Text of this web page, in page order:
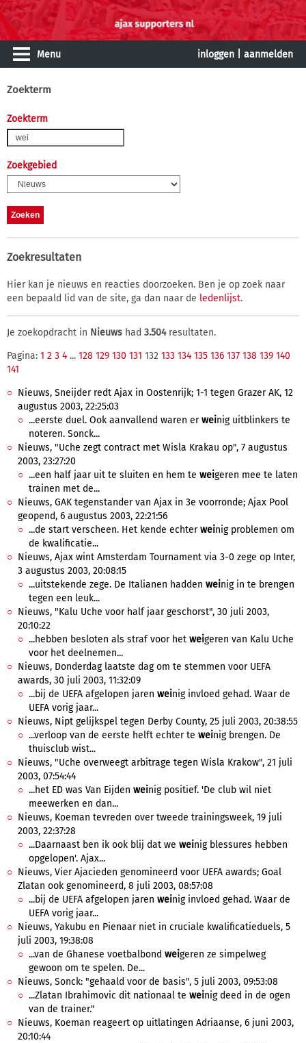
Menu inloggen aanmelden
Zoekterm
Zoekterm
Zoekgebied
Zoekresultaten
Hier kan je nieuws en reacties doorzoeken. Ben je op zoek naar
een bepaald lid van de site, ga dan naar de ledenlijst.
Je zoekopdracht in Nieuws had 3.504resultaten.
Pagina: 1 2 3 4 ... 128 129 130 131 132 133 134 135 136 137 138 139 140
141
Nieuws, Sneijder redt Ajax in Oostenrijk; 1-1 tegen Grazer AK, 12
augustus 2003, 22:25:03
...eerste duel. Ook aanvallend waren erweinig uitblinkers te
noteren. Sonck...
Nieuws, "Uche zegt contract met Wisla Krakau op", 7 augustus
2003, 23:27:20
...een half jaar uit te sluiten en hem te weigeren mee te laten
trainen met de...
Nieuws, GAK tegenstander van Ajax in 3e voorronde; Ajax Pool
geopend, 6 augustus 2003, 22:21:56
...de start verscheen. Het kende echterweinig problemen om
de kwalificatie...
Nieuws, Ajax wint Amsterdam Tournament via 3-0 zege op Inter,
3 augustus 2003, 20:08:15
...uitstekende zege. De Italianen hadden weinig in te brengen
tegen een leuk...
Nieuws, "Kalu Uche voor half jaar geschorst", 30 juli 2003,
20:10:22
...hebben besloten als straf voor het weigeren van Kalu Uche
voor het deelnemen...
Nieuws, Donderdag laatste dag om te stemmen voor UEFA
awards, 30 juli 2003, 11:32:09
...bij de UEFA afgelopen jaren weinig invloed gehad. Waar de
UEFA vorig jaar...
Nieuws, Nipt gelijkspel tegen Derby County, 25 juli 2003, 20:38:55
...verloop van de eerste helft echter te weinig brengen. De
thuisclub wist...
Nieuws, "Uche overweegt arbitrage tegen Wisla Krakow", 21 juli
2003, 07:54:44
...het ED was Van Eijden weinig positief. 'De club wil niet
meewerken en dan...
Nieuws, Koeman tevreden over tweede trainingsweek, 19 juli
2003, 22:37:28
...Daarnaast ben ik ook blij dat we weinig blessures hebben
opgelopen'. Ajax...
Nieuws, Vier Ajacieden genomineerd voor UEFA awards; Goal
Zlatan ook genomineerd, 8 juli 2003, 08:57:08
...bij de UEFA afgelopen jaren weinig invloed gehad. Waar de
UEFA vorig jaar...
Nieuws, Yakubu en Pienaar niet in cruciale kwalificatieduels, 5
juli 2003, 19:38:08
...van de Ghanese voetbalbond weigeren ze simpelweg
gewoon om te spelen. De...
Nieuws, Sonck: "gehaald voor de basis", 5 juli 2003, 09:53:08
...Zlatan Ibrahimovic dit nationaal te weinig deed in de ogen
van de trainer."
Nieuws, Koeman reageert op uitlatingen Adriaanse, 6 juni 2003,
20:10:44